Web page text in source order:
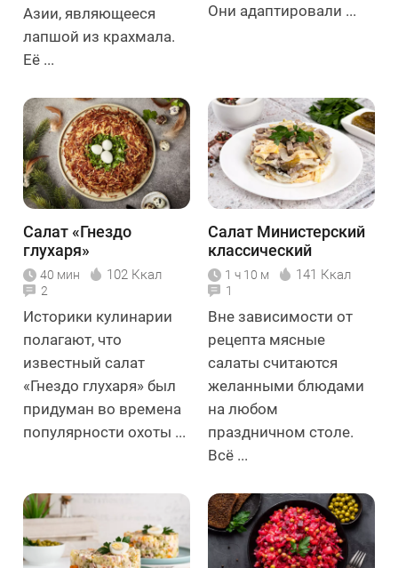
Азии, являющееся
лапшой из крахмала.
Её ...
Они адаптировали ...
Салат «Гнездо
глухаря»
40 мин 102 Ккал
2
Историки кулинарии
полагают, что
известный салат
«Гнездо глухаря» был
придуман во времена
популярности охоты ...
Салат Министерский
классический
1 ч 10 м 141 Ккал
1
Вне зависимости от
рецепта мясные
салаты считаются
желанными блюдами
на любом
праздничном столе.
Всё ...